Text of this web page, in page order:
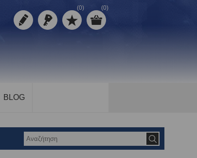
(0) (0)
BLOG